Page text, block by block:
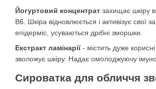
Йогуртовий концентрат захищає шкіру
В6. Шкіра відновлюється і активізує свої
епідерміс, усуваються дрібні зморшки.
Екстракт ламінарії- містить дуже
зволожує шкіру. Надає омолоджуючу
Сироватка для обличчя